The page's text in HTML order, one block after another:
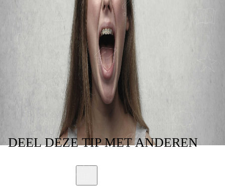
TIPS ALS JE NIET
ZO LEKKER IN JE
VEL ZIT
DEELDEZE TIPMET ANDEREN